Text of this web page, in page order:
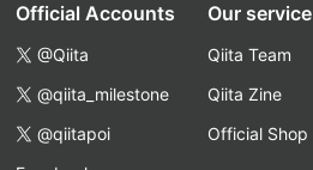
Official Accounts
@Qiita
@qiita_milestone
@qiitapoi
Our service
Qiita Team
Qiita Zine
Official Shop